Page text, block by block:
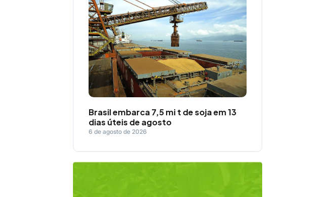
Brasil embarca 7,5 mi t de soja em 13
dias úteis de agosto
6 de agosto de 2026